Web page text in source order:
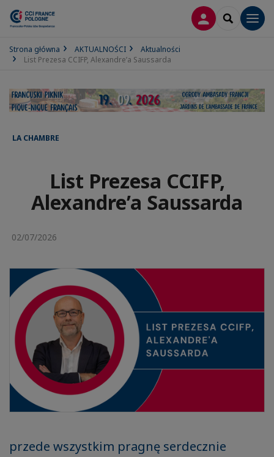
LOGOWANIE
SEARCH
Strona główna AKTUALNOŚCI
Aktualności
List Prezesa CCIFP, Alexandre’a Saussarda
LA CHAMBRE
List Prezesa CCIFP,
Alexandre’a Saussarda
02/07/2026
przede wszystkim pragnę serdecznie